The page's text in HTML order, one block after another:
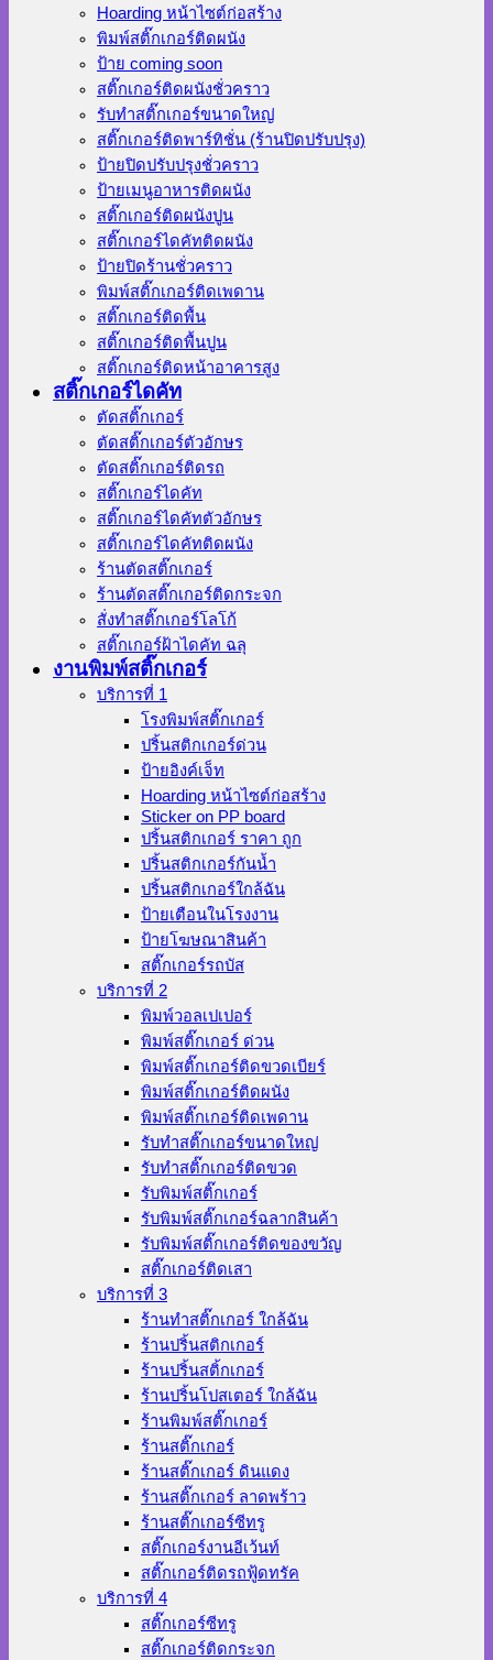
Hoarding หน้าไซต์ก่อสร้าง
พิมพ์สติ๊กเกอร์ติดผนัง
ป้าย coming soon
สติ๊กเกอร์ติดผนังชั่วคราว
รับทำสติ๊กเกอร์ขนาดใหญ่
สติ๊กเกอร์ติดพาร์ทิชั่น (ร้านปิดปรับปรุง)
ป้ายปิดปรับปรุงชั่วคราว
ป้ายเมนูอาหารติดผนัง
สติ๊กเกอร์ติดผนังปูน
สติ๊กเกอร์ไดคัทติดผนัง
ป้ายปิดร้านชั่วคราว
พิมพ์สติ๊กเกอร์ติดเพดาน
สติ๊กเกอร์ติดพื้น
สติ๊กเกอร์ติดพื้นปูน
สติ๊กเกอร์ติดหน้าอาคารสูง
สติ๊กเกอร์ไดคัท
ตัดสติ๊กเกอร์
ตัดสติ๊กเกอร์ตัวอักษร
ตัดสติ๊กเกอร์ติดรถ
สติ๊กเกอร์ไดคัท
สติ๊กเกอร์ไดคัทตัวอักษร
สติ๊กเกอร์ไดคัทติดผนัง
ร้านตัดสติ๊กเกอร์
ร้านตัดสติ๊กเกอร์ติดกระจก
สั่งทําสติ๊กเกอร์โลโก้
สติ๊กเกอร์ฝ้าไดคัท ฉลุ
งานพิมพ์สติ๊กเกอร์
บริการที่ 1
โรงพิมพ์สติ๊กเกอร์
ปริ้นสติกเกอร์ด่วน
ป้ายอิงค์เจ็ท
Hoarding หน้าไซต์ก่อสร้าง
Sticker on PP board
ปริ้นสติกเกอร์ ราคา ถูก
ปริ้นสติกเกอร์กันน้ำ
ปริ้นสติกเกอร์ใกล้ฉัน
ป้ายเตือนในโรงงาน
ป้ายโฆษณาสินค้า
สติ๊กเกอร์รถบัส
บริการที่ 2
พิมพ์วอลเปเปอร์
พิมพ์สติ๊กเกอร์ ด่วน
พิมพ์สติ๊กเกอร์ติดขวดเบียร์
พิมพ์สติ๊กเกอร์ติดผนัง
พิมพ์สติ๊กเกอร์ติดเพดาน
รับทำสติ๊กเกอร์ขนาดใหญ่
รับทำสติ๊กเกอร์ติดขวด
รับพิมพ์สติ๊กเกอร์
รับพิมพ์สติ๊กเกอร์ฉลากสินค้า
รับพิมพ์สติ๊กเกอร์ติดของขวัญ
สติ๊กเกอร์ติดเสา
บริการที่ 3
ร้านทําสติ๊กเกอร์ ใกล้ฉัน
ร้านปริ้นสติกเกอร์
ร้านปริ้นสติ้กเกอร์
ร้านปริ้นโปสเตอร์ ใกล้ฉัน
ร้านพิมพ์สติ๊กเกอร์
ร้านสติ๊กเกอร์
ร้านสติ๊กเกอร์ ดินแดง
ร้านสติ๊กเกอร์ ลาดพร้าว
ร้านสติ๊กเกอร์ซีทรู
สติ๊กเกอร์งานอีเว้นท์
สติ๊กเกอร์ติดรถฟู้ดทรัค
บริการที่ 4
สติ๊กเกอร์ซีทรู
สติ๊กเกอร์ติดกระจก